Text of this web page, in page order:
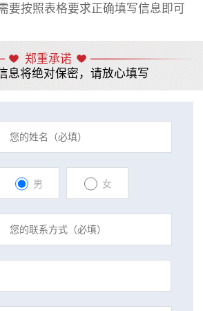
要按照表格要求正确填写信息即可
郑重承诺
息将绝对保密，请放心填写
男 女